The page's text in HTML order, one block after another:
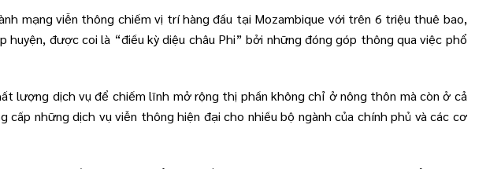
mạng viễn thông chiếm vị trí hàng đầu tại Mozambique với trên 6 triệu thuê bao,
được coi là “điều kỳ diệu châu Phi” bởi những đóng góp thông qua việc phổ
lượng dịch vụ để chiếm lĩnh mở rộng thị phần không chỉ ở nông thôn mà còn ở cả
những dịch vụ viễn thông hiện đại cho nhiều bộ ngành của chính phủ và các cơ